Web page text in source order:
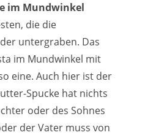
im Mundwinkel
die die
untergraben. Das
im Mundwinkel mit
eine. Auch hier ist der
Spucke hat nichts
oder des Sohnes
der Vater muss von